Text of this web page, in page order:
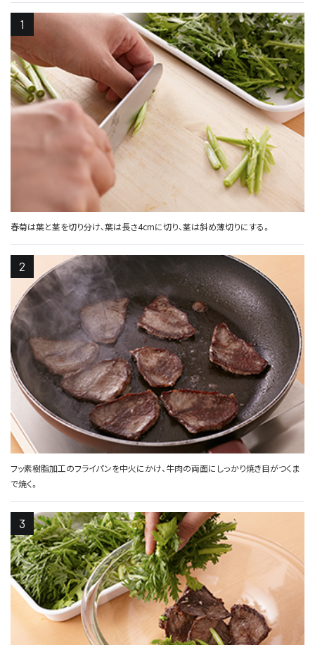
春菊は葉と茎を切り分け、葉は長さ4cmに切り、茎は斜め薄切りにする。
フッ素樹脂加工のフライパンを中火にかけ、牛肉の両面にしっかり焼き目がつくま
で焼く。